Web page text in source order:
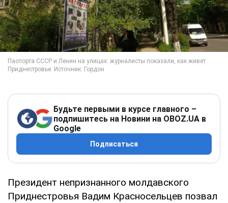
Будьте первыми в курсе главного –
подпишитесь на Новини на OBOZ.UA в
Google
Подписаться
Президент непризнанного молдавского
Приднестровья Вадим Красносельцев позвал